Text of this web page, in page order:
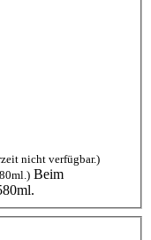
nicht verfügbar.)
Beim